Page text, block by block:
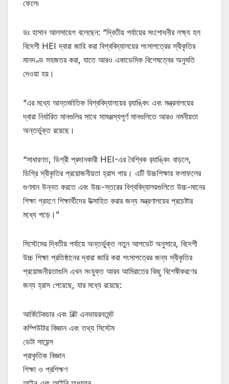
ফেলে৷
ডঃ হাসান আলসায়েগ বলেছেন: “দ্বিতীয় পর্যায়ের সংশোধনীর লক্ষ্য হল
বিদেশী HEI দ্বারা জারি করা বিশ্ববিদ্যালয়ের শংসাপত্রের স্বীকৃতির
মানদণ্ড সহজতর করা, যাতে আরও একাডেমিক বিশেষত্বের অনুমতি
দেওয়া হয়।
“এর মধ্যে আন্তর্জাতিক বিশ্ববিদ্যালয়ের র‌্যাঙ্কিং এবং মন্ত্রনালয়ের
দ্বারা নির্ধারিত মানগুলির সাথে সামঞ্জস্যপূর্ণ মানগুলিতে আরও নমনীয়তা
অন্তর্ভুক্ত রয়েছে।
“সাধারণত, ডিগ্রী প্রদানকারী HEI-এর বৈশ্বিক র‌্যাঙ্কিং বাড়লে,
ডিগ্রি স্বীকৃতির প্রয়োজনীয়তা হ্রাস পায়। এটি উচ্চশিক্ষার ফলাফলের
গুণমান উন্নত করতে এবং উচ্চ-স্তরের বিশ্ববিদ্যালয়গুলিতে উচ্চ-মানের
শিক্ষা গ্রহণে শিক্ষার্থীদের উত্সাহিত করার জন্য মন্ত্রণালয়ের প্রচেষ্টার
মধ্যে পড়ে।”
সিস্টেমের দ্বিতীয় পর্যায়ে অন্তর্ভুক্ত নতুন আপডেট অনুসারে, বিদেশী
উচ্চ শিক্ষা প্রতিষ্ঠানের দ্বারা জারি করা শংসাপত্রের জন্য স্বীকৃতির
প্রয়োজনীয়তাগুলি এখন সংযুক্ত আরব আমিরাতের কিছু বিশেষীকরণের
জন্য হ্রাস পেয়েছে, যার মধ্যে রয়েছে:
আর্কিটেকচার এবং বিল্ট এনভায়রনমেন্ট
কম্পিউটার বিজ্ঞান এবং তথ্য সিস্টেম
ডেটা সায়েন্স
প্রাকৃতিক বিজ্ঞান
শিক্ষা ও প্রশিক্ষণ